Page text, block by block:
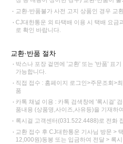
교환·반품불가 사전 고지 상품인 경우 교
CJ대한통운 외 타택배 이용 시 택배 요금
로 확인 바랍니다.
교환·반품 절차
박스나 포장 겉면에 '교환' 또는 '반품' 표
가능합니다.
직접 접수 : 홈페이지 로그인>주문조회>
품
카톡 채널 이용 : 카톡 검색창에 '록시걸'
품내용 (상품명,사이즈,사유등)을 기재하
록시걸 고객센터(031.522.4488)로 전화
교환 접수 후 CJ대한통운 기사님 방문 >
12,000원)동봉 또는 입금하여 전달 > 록